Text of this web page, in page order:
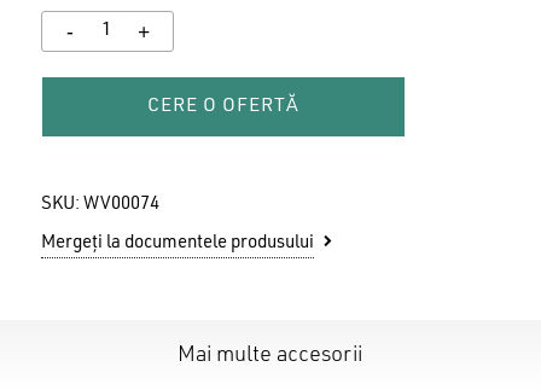
CERE O OFERTĂ
SKU: WV00074
Mergeți la documentele produsului
Mai multe accesorii